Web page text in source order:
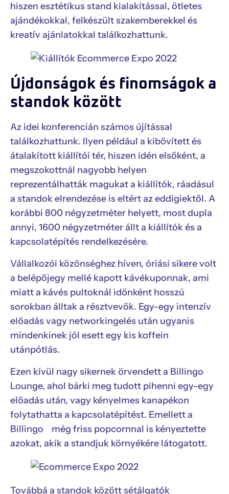
hiszen esztétikus stand kialakítással, ötletes
ajándékokkal, felkészült szakemberekkel és
kreatív ajánlatokkal találkozhattunk.
Újdonságok és finomságok a
standok között
Az idei konferencián számos újítással
találkozhattunk. Ilyen például a kibővített és
átalakított kiállítói tér, hiszen idén elsőként, a
megszokottnál nagyobb helyen
reprezentálhatták magukat a kiállítók, ráadásul
a standok elrendezése is eltért az eddigiektől. A
korábbi 800 négyzetméter helyett, most dupla
annyi, 1600 négyzetméter állt a kiállítók és a
kapcsolatépítés rendelkezésére.
Vállalkozói közönséghez híven, óriási sikere volt
a belépőjegy mellé kapott kávékuponnak, ami
miatt a kávés pultoknál időnként hosszú
sorokban álltak a résztvevők. Egy-egy intenzív
előadás vagy networkingelés után ugyanis
mindenkinek jól esett egy kis koffein
utánpótlás.
Ezen kívül nagy sikernek örvendett a Billingo
Lounge, ahol bárki meg tudott pihenni egy-egy
előadás után, vagy kényelmes kanapékon
folytathatta a kapcsolatépítést. Emellett a
Billingo még friss popcornnal is kényeztette
azokat, akik a standjuk környékére látogatott.
Továbbá a standok között sétálgatók